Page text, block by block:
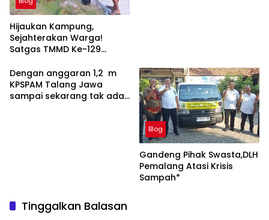
Hijaukan Kampung,
Sejahterakan Warga!
Satgas TMMD Ke-129
Produktif untuk Masa
Depan Masyarakat Sesor
Dengan anggaran 1,2 m
KPSPAM Talang Jawa
sampai sekarang tak ada
Blog
Gandeng Pihak Swasta,DLH
Pemalang Atasi Krisis
Sampah*
Tinggalkan Balasan